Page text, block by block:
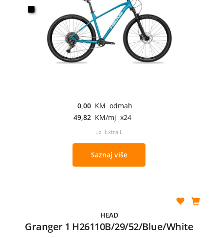
0,00 KM odmah
49,82 KM/mj x24
uz Extra L
Saznaj više
HEAD
Granger 1 H26110B/29/52/Blue/White